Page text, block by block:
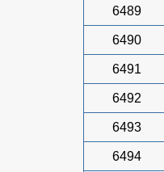
6489
6490
6491
6492
6493
6494